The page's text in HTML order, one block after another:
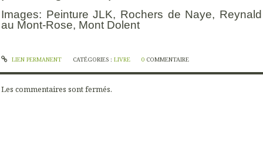
Images: Peinture JLK, Rochers de Naye, Reynald
au Mont-Rose, Mont Dolent
LIEN PERMANENT CATÉGORIES : LIVRE 0 COMMENTAIRE
Les commentaires sont fermés.